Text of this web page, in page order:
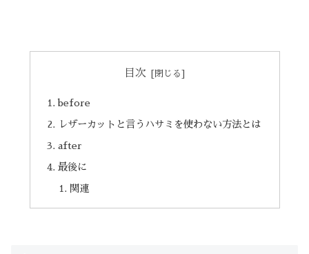
目次
before
レザーカットと言うハサミを使わない方法とは
after
最後に
関連